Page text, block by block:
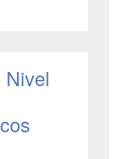
Nivel